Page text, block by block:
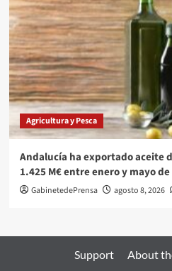
Agricultura y Pesca
Andalucía ha exportado aceite
1.425 M€ entre enero y mayo de
GabinetedePrensa agosto 8, 2026
Support About